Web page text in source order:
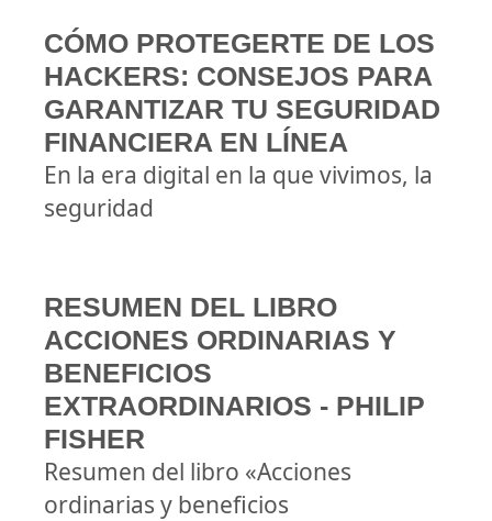
CÓMO PROTEGERTE DE LOS
HACKERS: CONSEJOS PARA
GARANTIZAR TU SEGURIDAD
FINANCIERA EN LÍNEA
En la era digital en la que vivimos, la
seguridad
RESUMEN DEL LIBRO
ACCIONES ORDINARIAS Y
BENEFICIOS
EXTRAORDINARIOS - PHILIP
FISHER
Resumen del libro «Acciones
ordinarias y beneficios